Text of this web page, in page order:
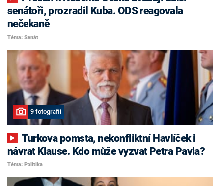
senátoři, prozradil Kuba. ODS reagovala
nečekaně
Téma: Senát
9 fotografií
Turkova pomsta, nekonfliktní Havlíček i
návrat Klause. Kdo může vyzvat Petra Pavla?
Téma: Politika